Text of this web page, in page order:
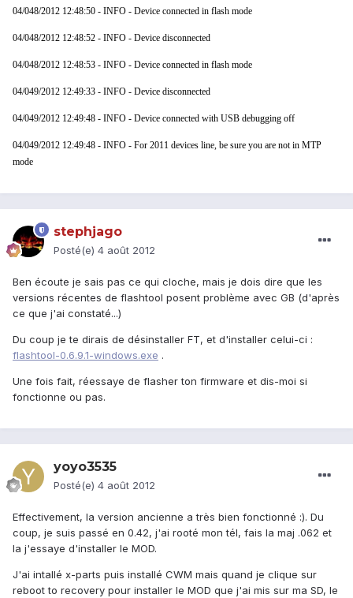
04/048/2012 12:48:50 - INFO - Device connected in flash mode
04/048/2012 12:48:52 - INFO - Device disconnected
04/048/2012 12:48:53 - INFO - Device connected in flash mode
04/049/2012 12:49:33 - INFO - Device disconnected
04/049/2012 12:49:48 - INFO - Device connected with USB debugging off
04/049/2012 12:49:48 - INFO - For 2011 devices line, be sure you are not in MTP
mode
stephjago
Posté(e) 4 août 2012
Ben écoute je sais pas ce qui cloche, mais je dois dire que les
versions récentes de flashtool posent problème avec GB (d'après
ce que j'ai constaté...)
Du coup je te dirais de désinstaller FT, et d'installer celui-ci :
flashtool-0.6.9.1-windows.exe .
Une fois fait, réessaye de flasher ton firmware et dis-moi si
fonctionne ou pas.
yoyo3535
Posté(e) 4 août 2012
Effectivement, la version ancienne a très bien fonctionné :). Du
coup, je suis passé en 0.42, j'ai rooté mon tél, fais la maj .062 et
la j'essaye d'installer le MOD.
J'ai intallé x-parts puis installé CWM mais quand je clique sur
reboot to recovery pour installer le MOD que j'ai mis sur ma SD, le